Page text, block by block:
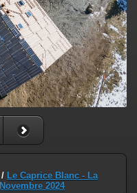
/ Le Caprice Blanc - La
Novembre 2024